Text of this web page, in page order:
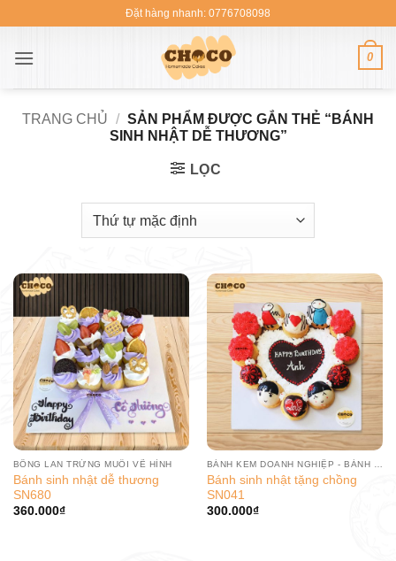
nội
Đặt hàng nhanh: 0776708098
0
TRANG CHỦ / SẢN PHẨM ĐƯỢC GẮN THẺ “BÁNH
SINH NHẬT DỄ THƯƠNG”
LỌC
BÔNG LAN TRỨNG MUỐI VẼ HÌNH
Bánh sinh nhật dễ thương
SN680
360.000₫
Bánh sinh nhật tặng chồng
SN041
300.000₫